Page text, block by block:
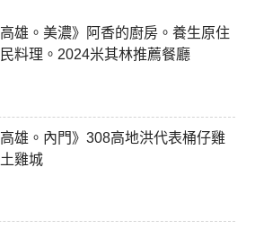
高雄。美濃》阿香的廚房。養生原住
民料理。2024米其林推薦餐廳
高雄。內門》308高地洪代表桶仔雞
土雞城